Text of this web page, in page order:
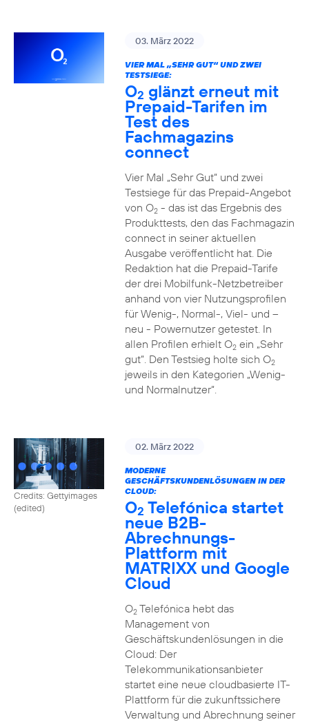
03. März 2022
VIER MAL „SEHR GUT“ UND ZWEI
TESTSIEGE:
O2 glänzt erneut mit
Prepaid-Tarifen im
Test des
Fachmagazins
connect
Vier Mal „Sehr Gut“ und zwei
Testsiege für das Prepaid-Angebot
von O2- das ist das Ergebnis des
Produkttests, den das Fachmagazin
connect in seiner aktuellen
Ausgabe veröffentlicht hat. Die
Redaktion hat die Prepaid-Tarife
der drei Mobilfunk-Netzbetreiber
anhand von vier Nutzungsprofilen
für Wenig-, Normal-, Viel- und –
neu - Powernutzer getestet. In
allen Profilen erhielt O2ein „Sehr
gut“. Den Testsieg holte sich O2
jeweils in den Kategorien „Wenig-
und Normalnutzer“.
Credits: Gettyimages
(edited)
02. März 2022
MODERNE
GESCHÄFTSKUNDENLÖSUNGEN IN DER
CLOUD:
O2 Telefónica startet
neue B2B-
Abrechnungs-
Plattform mit
MATRIXX und Google
Cloud
O2Telefónica hebt das
Management von
Geschäftskundenlösungen in die
Cloud: Der
Telekommunikationsanbieter
startet eine neue cloudbasierte IT-
Plattform für die zukunftssichere
Verwaltung und Abrechnung seiner